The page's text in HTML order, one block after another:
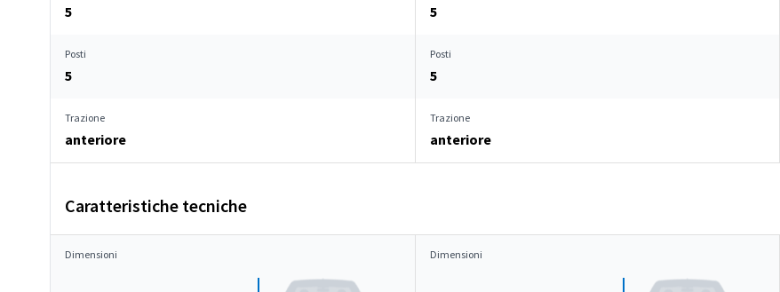
5 5
Posti
5
Posti
5
Trazione
anteriore
Trazione
anteriore
Caratteristiche tecniche
Dimensioni Dimensioni